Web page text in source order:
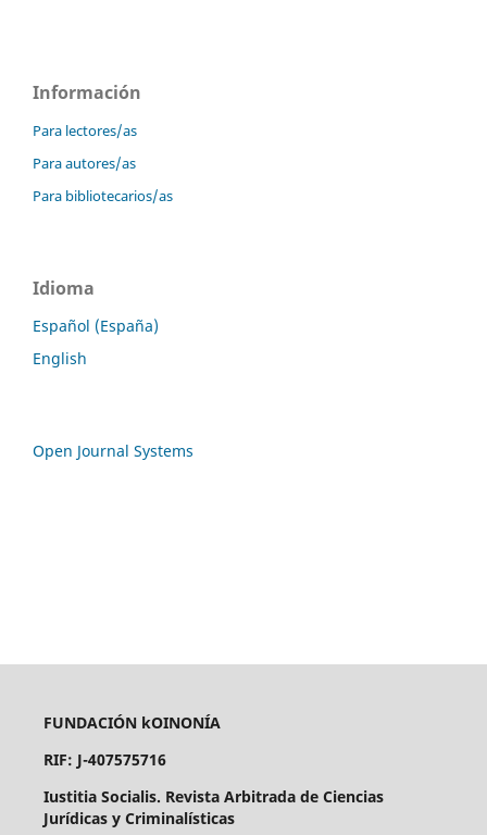
Información
Para lectores/as
Para autores/as
Para bibliotecarios/as
Idioma
Español (España)
English
Open Journal Systems
FUNDACIÓN kOINONÍA
RIF: J-407575716
Iustitia Socialis. Revista Arbitrada de Ciencias
Jurídicas y Criminalísticas